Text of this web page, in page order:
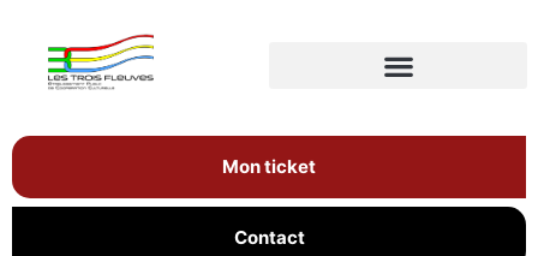
Mon ticket
Contact